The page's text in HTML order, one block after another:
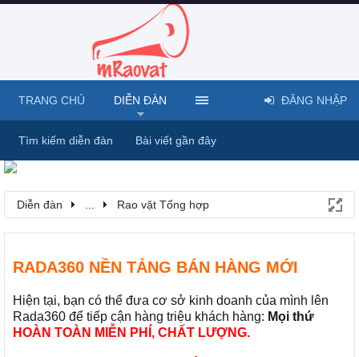
Diễn đàn Rao vặt Tổng hợp
RADA360 NỀN TẢNG BÁN HÀNG MỚI
Hiện tại, bạn có thể đưa cơ sở kinh doanh của mình lên
Rada360 để tiếp cận hàng triệu khách hàng: Mọi thứ
HOÀN TOÀN MIỄN PHÍ, CHẤT LƯỢNG.
TRANG CHỦ DIỄN ĐÀN
Tìm kiếm diễn đàn Bài viết gần đây
ĐĂNG NHẬP